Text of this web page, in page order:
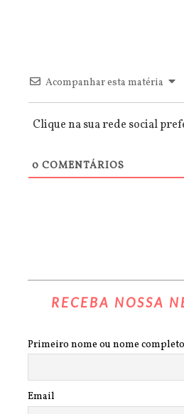
Acompanhar esta matéria
Clique na sua rede social
0 COMENTÁRIOS
RECEBA NOSSA
Primeiro nome ou nome completo
Email